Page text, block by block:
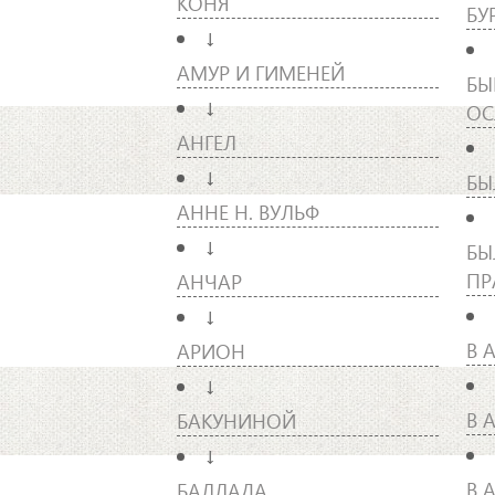
↓
АМУР И ГИМЕНЕЙ
↓
АНГЕЛ
↓
АННЕ Н. ВУЛЬФ
↓
АНЧАР
↓
АРИОН
↓
БАКУНИНОЙ
↓
В
В
В